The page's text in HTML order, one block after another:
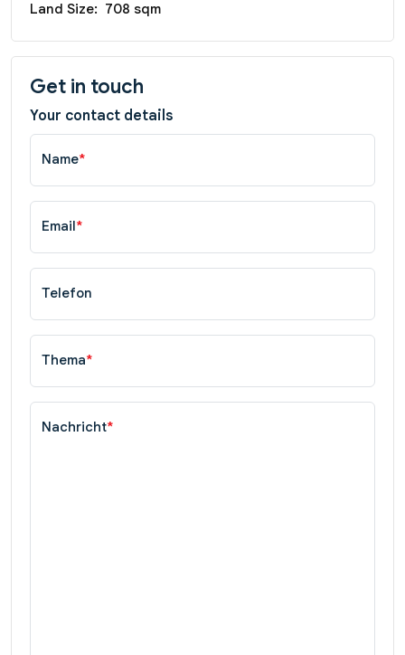
Land Size: 708 sqm
Get in touch
Your contact details
Name*
Email*
Telefon
Thema*
Nachricht*